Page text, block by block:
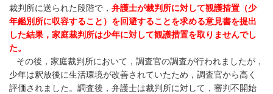
裁判所に送られた段階で， 弁護士が裁判所に対して観護措置（少
年鑑別所に収容すること）を回避することを求める意見書を提出
した結果，家庭裁判所は少年に対して観護措置を取りませんでし
た。
その後，家庭裁判所において，調査官の調査が行われましたが，
少年は釈放後に生活環境が改善されていたため，調査官から高く
評価されました。調査後，弁護士は裁判所に対して，審判不開始